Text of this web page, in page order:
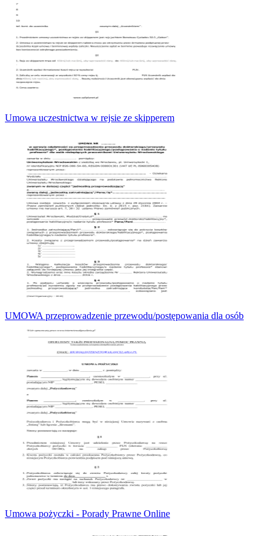
Umowa uczestnictwa w rejsie ze skipperem
UMOWA przeprowadzenie przewodu/postępowania dla osób
Umowa pożyczki - Porady Prawne Online